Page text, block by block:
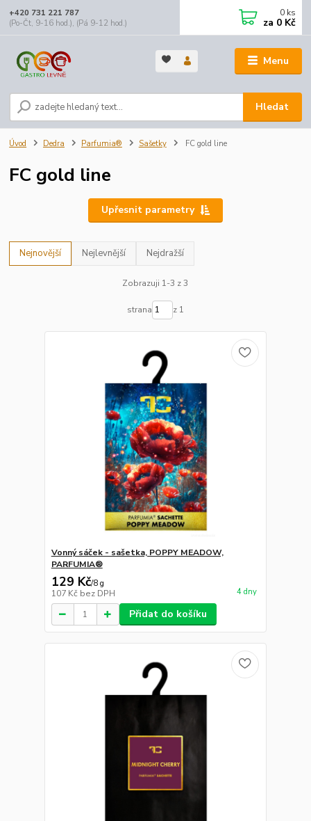
Menu
Hledat
+420 731 221 787
(Po-Čt, 9-16 hod.), (Pá 9-12 hod.)
0 ks
za 0 Kč
Úvod Dedra Parfumia® Sašetky FC gold line
FC gold line
Upřesnit parametry
Nejnovější Nejlevnější Nejdražší
Zobrazuji 1-3 z 3
strana z 1
Vonný sáček - sašetka, POPPY MEADOW,
PARFUMIA®
129 Kč/8 g
107 Kč bez DPH 4 dny
Přidat do košíku